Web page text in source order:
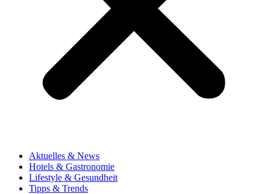
Aktuelles & News
Hotels & Gastronomie
Lifestyle & Gesundheit
Tipps & Trends